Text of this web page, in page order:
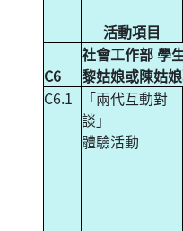
活動項目
C6
社會工作部 學
黎姑娘或陳姑娘
C6.1
「兩代互動對
談」
體驗活動